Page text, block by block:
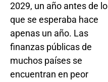
2029, un año antes de lo
que se esperaba hace
apenas un año. Las
finanzas públicas de
muchos países se
encuentran en peor